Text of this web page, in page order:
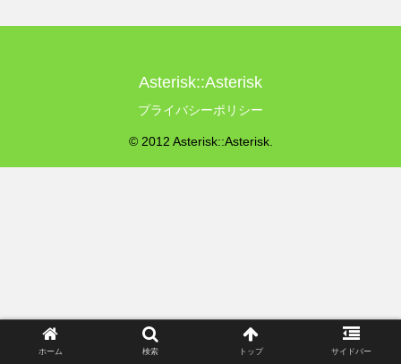
Asterisk::Asterisk
プライバシーポリシー
© 2012 Asterisk::Asterisk.
ホーム 検索 トップ サイドバー